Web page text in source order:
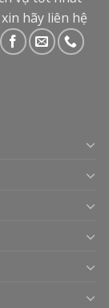
hãy liên hệ